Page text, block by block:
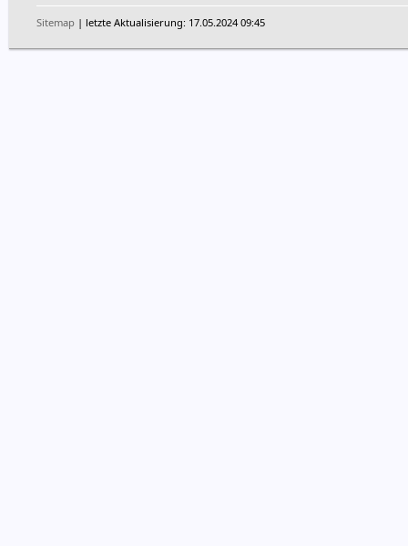
Sitemap | letzte Aktualisierung: 17.05.2024 09:45